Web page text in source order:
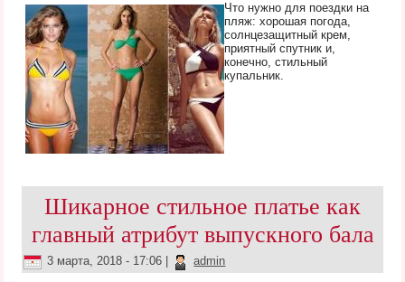
Что нужно для поездки на
пляж: хорошая погода,
солнцезащитный крем,
приятный спутник и,
конечно, стильный
купальник.
Шикарное стильное платье как
главный атрибут выпускного бала
3 марта, 2018 - 17:06 admin